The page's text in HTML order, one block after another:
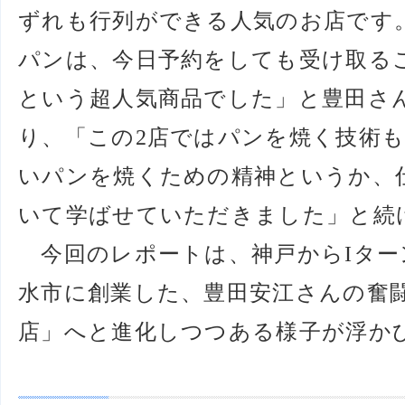
ずれも行列ができる人気のお店です
パンは、今日予約をしても受け取る
という超人気商品でした」と豊田さ
り、「この2店ではパンを焼く技術
いパンを焼くための精神というか、
いて学ばせていただきました」と続
今回のレポートは、神戸からIタ
水市に創業した、豊田安江さんの奮
店」へと進化しつつある様子が浮か